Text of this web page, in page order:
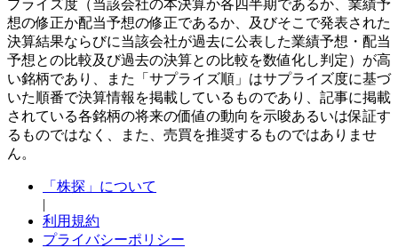
プライズ度（当該会社の本決算か各四半期であるか、業績予
想の修正か配当予想の修正であるか、及びそこで発表された
決算結果ならびに当該会社が過去に公表した業績予想・配当
予想との比較及び過去の決算との比較を数値化し判定）が高
い銘柄であり、また「サプライズ順」はサプライズ度に基づ
いた順番で決算情報を掲載しているものであり、記事に掲載
されている各銘柄の将来の価値の動向を示唆あるいは保証す
るものではなく、また、売買を推奨するものではありませ
ん。
「株探」について
|
利用規約
プライバシーポリシー